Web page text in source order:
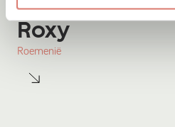
GastgezinVanafSeptember 2026
Roxy
Roemenië